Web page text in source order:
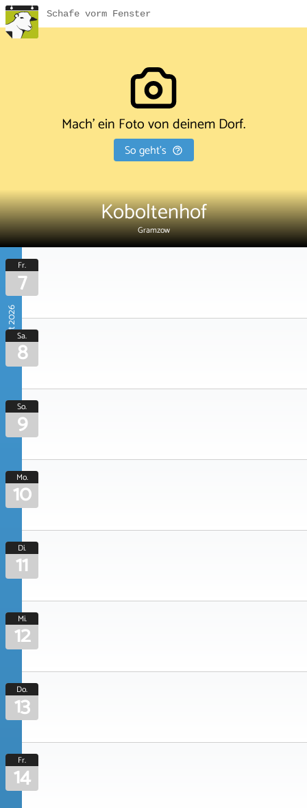
Schafe vorm Fenster
Mach' ein Foto von deinem Dorf.
So geht's
Koboltenhof
Gramzow
August 2026
Fr.
7
Sa.
8
So.
9
Mo.
10
Di.
11
Mi.
12
Do.
13
Fr.
14